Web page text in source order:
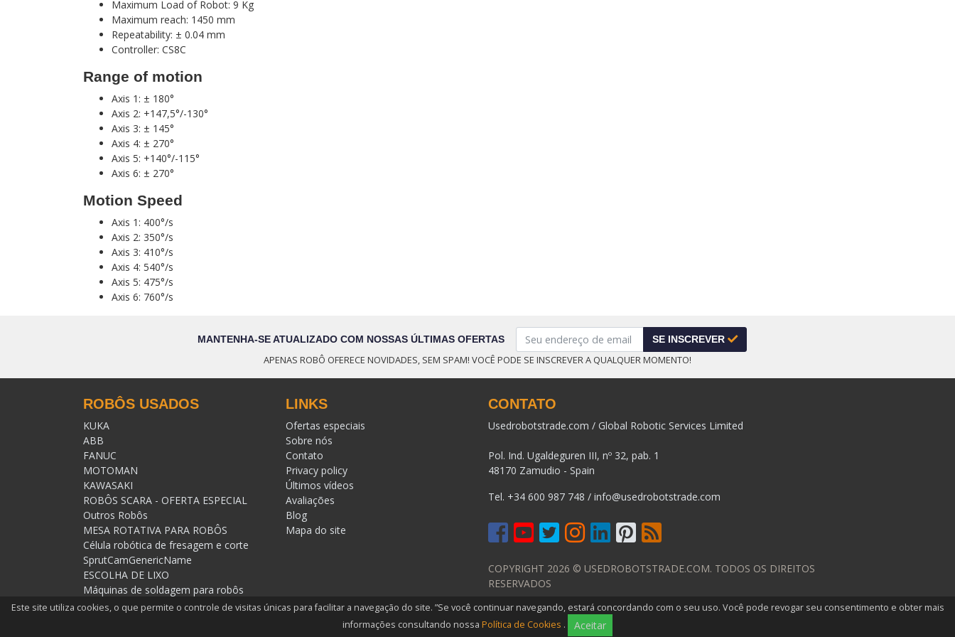
Maximum Load of Robot: 9 Kg
Maximum reach: 1450 mm
Repeatability: ± 0.04 mm
Controller: CS8C
Range of motion
Axis 1: ± 180°
Axis 2: +147,5°/-130°
Axis 3: ± 145°
Axis 4: ± 270°
Axis 5: +140°/-115°
Axis 6: ± 270°
Motion Speed
Axis 1: 400°/s
Axis 2: 350°/s
Axis 3: 410°/s
Axis 4: 540°/s
Axis 5: 475°/s
Axis 6: 760°/s
MANTENHA-SE ATUALIZADO COM NOSSAS ÚLTIMAS OFERTAS SE INSCREVER
APENAS ROBÔ OFERECE NOVIDADES, SEM SPAM! VOCÊ PODE SE INSCREVER A QUALQUER MOMENTO!
ROBÔS USADOS
KUKA
ABB
FANUC
MOTOMAN
KAWASAKI
ROBÔS SCARA - OFERTA ESPECIAL
Outros Robôs
MESA ROTATIVA PARA ROBÔS
Célula robótica de fresagem e corte
SprutCamGenericName
ESCOLHA DE LIXO
Máquinas de soldagem para robôs
Trumpf /Laserline/Raycus
LINKS
Ofertas especiais
Sobre nós
Contato
Privacy policy
Últimos vídeos
Avaliações
Blog
Mapa do site
CONTATO
Usedrobotstrade.com / Global Robotic Services Limited
Pol. Ind. Ugaldeguren III, nº 32, pab. 1
48170 Zamudio - Spain
Tel. +34 600 987 748 / info@usedrobotstrade.com
COPYRIGHT 2026 © USEDROBOTSTRADE.COM. TODOS OS DIREITOS
RESERVADOS
Este site utiliza cookies, o que permite o controle de visitas únicas para facilitar a navegação do site. ”Se você continuar navegando, estará concordando com o seu uso. Você pode revogar seu consentimento e obter mais
informações consultando nossa Política de Cookies . Aceitar